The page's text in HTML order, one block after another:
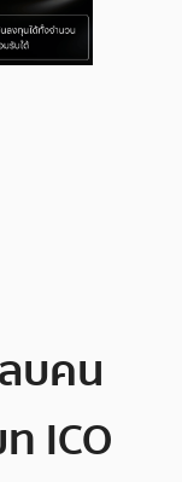
บคน
ICO